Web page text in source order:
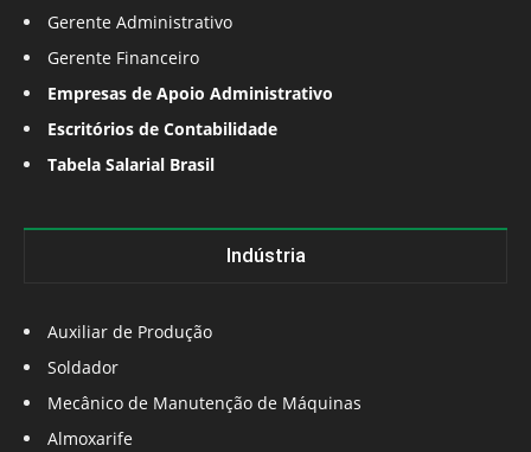
Gerente Administrativo
Gerente Financeiro
Empresas de Apoio Administrativo
Escritórios de Contabilidade
Tabela Salarial Brasil
Indústria
Auxiliar de Produção
Soldador
Mecânico de Manutenção de Máquinas
Almoxarife